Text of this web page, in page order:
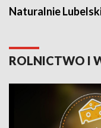
Naturalnie
ROLNICTWO I